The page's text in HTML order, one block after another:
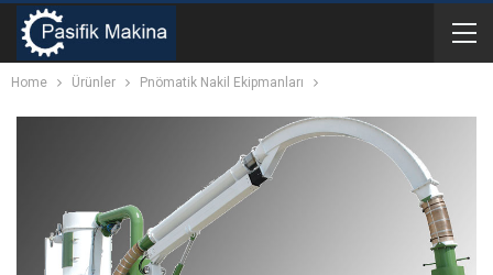
Home Ürünler Pnömatik Nakil Ekipmanları